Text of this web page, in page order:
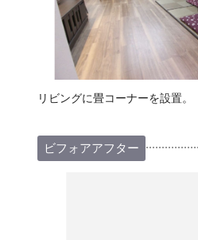
リビングに畳コーナーを設置。
ビフォアアフター